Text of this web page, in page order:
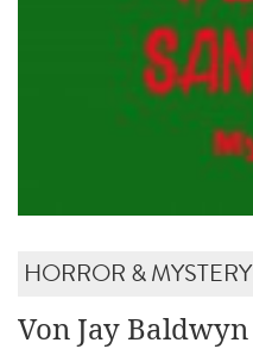
HORROR & MYSTERY
Von Jay Baldwyn